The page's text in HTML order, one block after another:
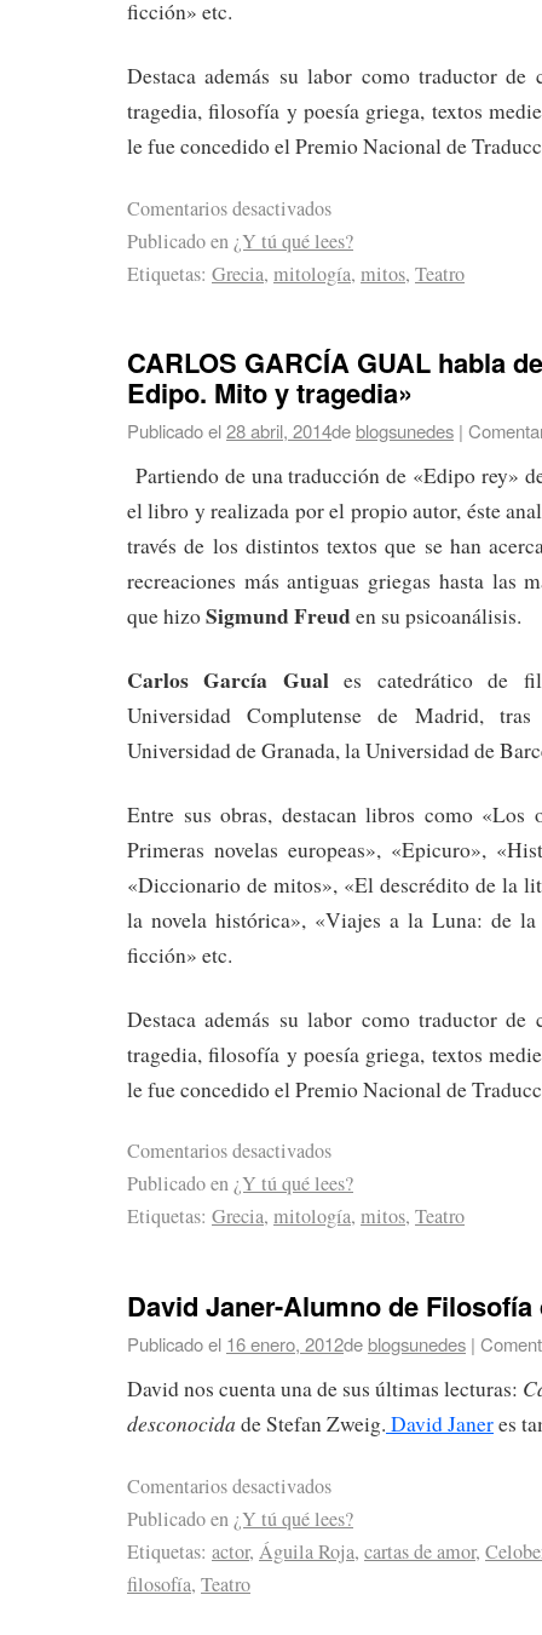
ficción» etc.
Destaca además su labor como traductor de
tragedia, filosofía y poesía griega, textos
le fue concedido el Premio Nacional de
Comentarios desactivados
Publicado en ¿Y tú qué lees?
Etiquetas: Grecia, mitología, mitos, Teatro
CARLOS GARCÍA GUAL habla
Edipo. Mito y tragedia»
Publicado el28 abril, 2014deblogsunedes |
Partiendo de una traducción de «Edipo rey»
el libro y realizada por el propio autor, éste
través de los distintos textos que se han
recreaciones más antiguas griegas hasta las
que hizoSigmund Freuden su psicoanálisis.
Carlos García Guales catedrático de
Universidad Complutense de Madrid,
Universidad de Granada, la Universidad de
Entre sus obras, destacan libros como «Los
Primeras novelas europeas», «Epicuro»,
«Diccionario de mitos», «El descrédito de la
la novela histórica», «Viajes a la Luna: de
ficción» etc.
Destaca además su labor como traductor de
tragedia, filosofía y poesía griega, textos
le fue concedido el Premio Nacional de
Comentarios desactivados
Publicado en¿Y tú qué lees?
Etiquetas: Grecia, mitología, mitos, Teatro
David Janer-Alumno de Filosofía
Publicado el 16 enero, 2012deblogsunedes |
David nos cuenta una de sus últimas lecturas:
desconocida de Stefan Zweig. David Janeres
Comentarios desactivados
Publicado en ¿Y tú qué lees?
Etiquetas: actor, Águila Roja, cartas de amor,
filosofía, Teatro